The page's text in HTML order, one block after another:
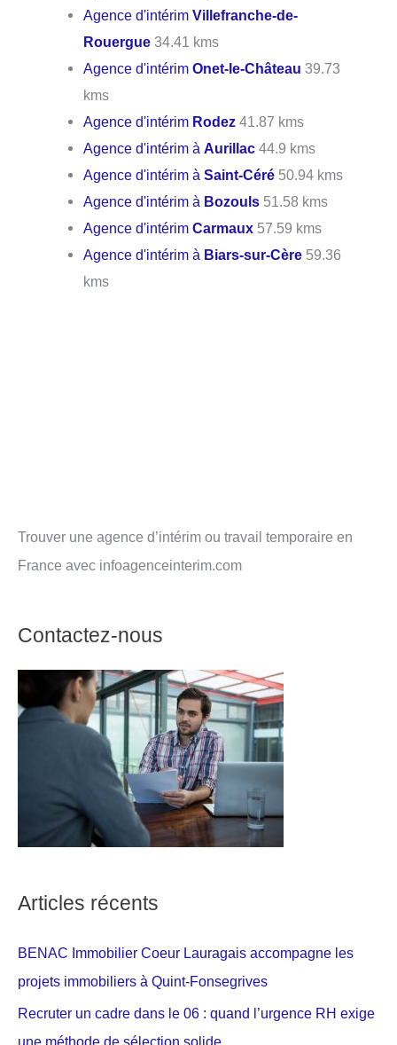
Agence d'intérimVillefranche-de-
Rouergue 34.41 kms
Agence d'intérimOnet-le-Château 39.73
kms
Agence d'intérim Rodez 41.87 kms
Agence d'intérim àAurillac 44.9 kms
Agence d'intérim àSaint-Céré 50.94 kms
Agence d'intérim à Bozouls 51.58 kms
Agence d'intérimCarmaux 57.59 kms
Agence d'intérim à Biars-sur-Cère 59.36
kms
Trouver une agence d’intérim ou travail temporaire en
France avec infoagenceinterim.com
Contactez-nous
Articles récents
BENAC Immobilier Coeur Lauragais accompagne les
projets immobiliers à Quint-Fonsegrives
Recruter un cadre dans le 06 : quand l’urgence RH exige
une méthode de sélection solide